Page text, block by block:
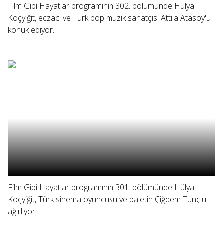
Film Gibi Hayatlar programının 302. bölümünde Hülya
Koçyiğit, eczacı ve Türk pop müzik sanatçısı Attila Atasoy'u
konuk ediyor.
Film Gibi Hayatlar programının 301. bölümünde Hülya
Koçyiğit, Türk sinema oyuncusu ve baletin Çiğdem Tunç'u
ağırlıyor.